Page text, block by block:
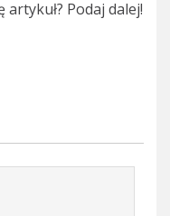
artykuł? Podaj dalej!